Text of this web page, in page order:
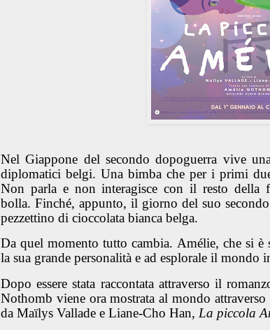
Nel Giappone del secondo dopoguerra vive
diplomatici belgi. Una bimba che per i primi
Non parla e non interagisce con il resto della
bolla. Finché, appunto, il giorno del suo
pezzettino di cioccolata bianca belga.
Da quel momento tutto cambia. Amélie, che si è
la sua grande personalità e ad esplorale il mondo
Dopo essere stata raccontata attraverso il
Nothomb viene ora mostrata al mondo
da Maïlys Vallade e Liane-Cho Han, La piccola